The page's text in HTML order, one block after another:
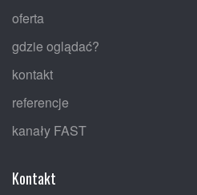
oferta
gdzie oglądać?
kontakt
referencje
kanały FAST
Kontakt